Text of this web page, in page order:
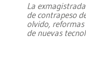
La
de contrapeso
olvido,
de nuevas